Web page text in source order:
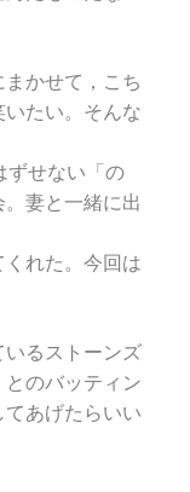
かせて，こち
いたい。そんな
せない「の
妻と一緒に出
れた。今回は
るストーンズ
のバッティン
あげたらいい